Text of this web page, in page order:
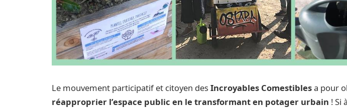
Le mouvement participatif et citoyen desIncroyables Comestiblesa pour
réapproprier l’espace public en le transformant en potager urbain ! Si